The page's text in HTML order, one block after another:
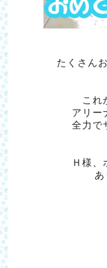
たくさん
これ
アリー
全力で
Ｈ様、